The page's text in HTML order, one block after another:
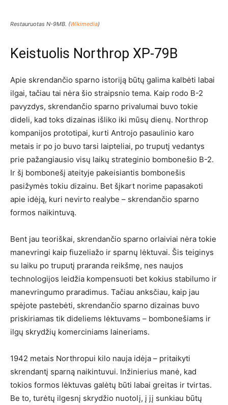
Restauruotas N-9MB. (Wikimedia)
Keistuolis Northrop XP-79B
Apie skrendančio sparno istoriją būtų galima kalbėti labai
ilgai, tačiau tai nėra šio straipsnio tema. Kaip rodo B-2
pavyzdys, skrendančio sparno privalumai buvo tokie
dideli, kad toks dizainas išliko iki mūsų dienų. Northrop
kompanijos prototipai, kurti Antrojo pasaulinio karo
metais ir po jo buvo tarsi laipteliai, po truputį vedantys
prie pažangiausio visų laikų strateginio bombonešio B-2.
Ir šį bombonešį ateityje pakeisiantis bombonešis
pasižymės tokiu dizainu. Bet šįkart norime papasakoti
apie idėją, kuri nevirto realybe – skrendančio sparno
formos naikintuvą.
Bent jau teoriškai, skrendančio sparno orlaiviai nėra tokie
manevringi kaip fiuzeliažo ir sparnų lėktuvai. Šis teiginys
su laiku po truputį praranda reikšmę, nes naujos
technologijos leidžia kompensuoti bet kokius stabilumo ir
manevringumo praradimus. Tačiau anksčiau, kaip jau
spėjote pastebėti, skrendančio sparno dizainas buvo
priskiriamas tik dideliems lėktuvams – bombonešiams ir
ilgų skrydžių komerciniams laineriams.
1942 metais Northropui kilo nauja idėja – pritaikyti
skrendantį sparną naikintuvui. Inžinierius manė, kad
tokios formos lėktuvas galėtų būti labai greitas ir tvirtas.
Be to, turėtų ilgesnį skrydžio nuotolį, į jį sunkiau būtų